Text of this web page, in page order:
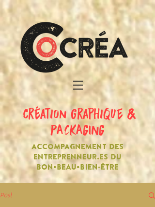
création graphique &
PACKAGING
ACCOMPAGNEMENT DES
ENTREPRENNEUR.ES DU
BON•BEAU•BIEN-ÊTRE
Post